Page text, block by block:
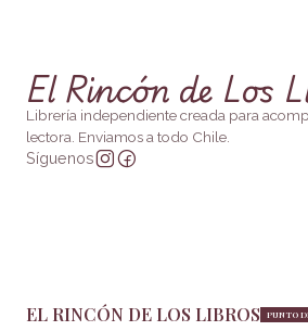
El Rincón de Los
Librería independiente creada para
lectora. Enviamos a todo Chile.
Síguenos
EL RINCÓN DE LOS LIBROS PUNTO